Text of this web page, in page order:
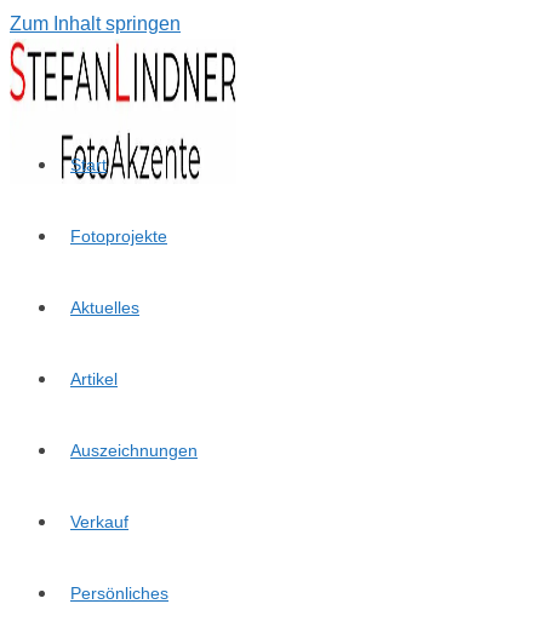
Zum Inhalt springen
Start
Fotoprojekte
Aktuelles
Artikel
Auszeichnungen
Verkauf
Persönliches